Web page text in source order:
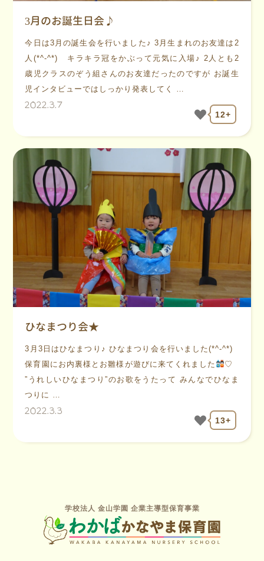
3月のお誕生日会♪
今日は3月の誕生会を行いました♪ 3月生まれのお友達は2
人(*^-^*) キラキラ冠をかぶって元気に入場♪ 2人とも2
歳児クラスのぞう組さんのお友達だったのですが お誕生
児インタビューではしっかり発表してく …
2022.3.7
12+
ひなまつり会★
3月3日はひなまつり♪ ひなまつり会を行いました(*^-^*)
保育園にお内裏様とお雛様が遊びに来てくれました
♡
”うれしいひなまつり”のお歌をうたって みんなでひなま
つりに …
2022.3.3
13+
学校法人 金山学園 企業主導型保育事業